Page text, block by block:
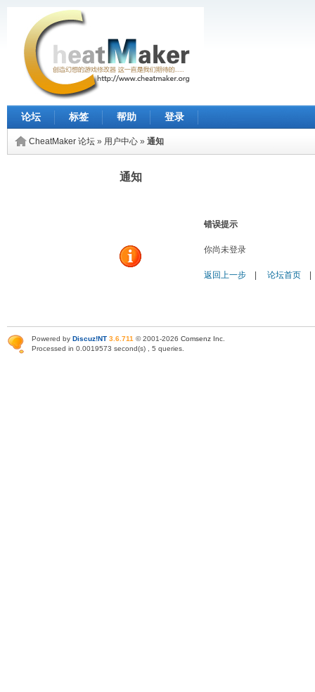
论坛 标签 帮助 登录
CheatMaker 论坛 » 用户中心 » 通知
通知
错误提示
你尚未登录
返回上一步 论坛首页
Powered by Discuz!NT 3.6.711 © 2001-2026 Comsenz Inc
Processed in 0.0019573 second(s) , 5 queries.